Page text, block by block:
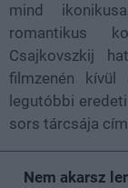
mind
romantikus
Csajkovszkij
filmzenén kívül
legutóbbi
sors tárcsája
Nem akarsz